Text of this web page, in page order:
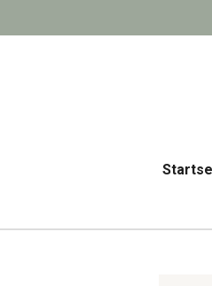
Hauptinhalt